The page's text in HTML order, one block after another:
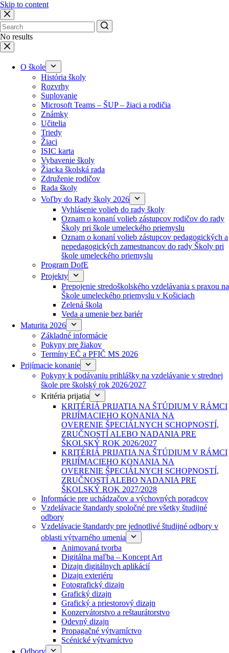
Skip to content
No results
O škole
História školy
Rozvrhy
Suplovanie
Microsoft Teams – ŠUP – žiaci a rodičia
Známky
Učitelia
Triedy
Žiaci
ISIC karta
Vybavenie školy
Žiacka školská rada
Združenie rodičov
Rada školy
Voľby do Rady školy 2026
Vyhlásenie volieb do rady školy
Oznam o konaní volieb zástupcov rodičov do rady
Školy pri škole umeleckého priemyslu
Oznam o konaní volieb zástupcov pedagogických a
nepedagogických zamestnancov do rady Školy pri
škole umeleckého priemyslu
Program DofE
Projekty
Prepojenie stredoškolského vzdelávania s praxou na
Škole umeleckého priemyslu v Košiciach
Zelená škola
Veda a umenie bez bariér
Maturita 2026
Základné informácie
Pokyny pre žiakov
Termíny EČ a PFIČ MS 2026
Prijímacie konanie
Pokyny k podávaniu prihlášky na vzdelávanie v strednej
škole pre školský rok 2026/2027
Kritéria prijatia
KRITÉRIÁ PRIJATIA NA ŠTÚDIUM V RÁMCI
PRIJÍMACIEHO KONANIA NA
OVERENIE ŠPECIÁLNYCH SCHOPNOSTÍ,
ZRUČNOSTÍ ALEBO NADANIA PRE
ŠKOLSKÝ ROK 2026/2027
KRITÉRIÁ PRIJATIA NA ŠTÚDIUM V RÁMCI
PRIJÍMACIEHO KONANIA NA
OVERENIE ŠPECIÁLNYCH SCHOPNOSTÍ,
ZRUČNOSTÍ ALEBO NADANIA PRE
ŠKOLSKÝ ROK 2027/2028
Informácie pre uchádzačov a výchovných poradcov
Vzdelávacie štandardy spoločné pre všetky študijné
odbory
Vzdelávacie štandardy pre jednotlivé študijné odbory v
oblasti výtvarného umenia
Animovaná tvorba
Digitálna maľba – Koncept Art
Dizajn digitálnych aplikácií
Dizajn exteriéru
Fotografický dizajn
Grafický dizajn
Grafický a priestorový dizajn
Konzervátorstvo a reštaurátorstvo
Odevný dizajn
Propagačné výtvarníctvo
Scénické výtvarníctvo
Odbory